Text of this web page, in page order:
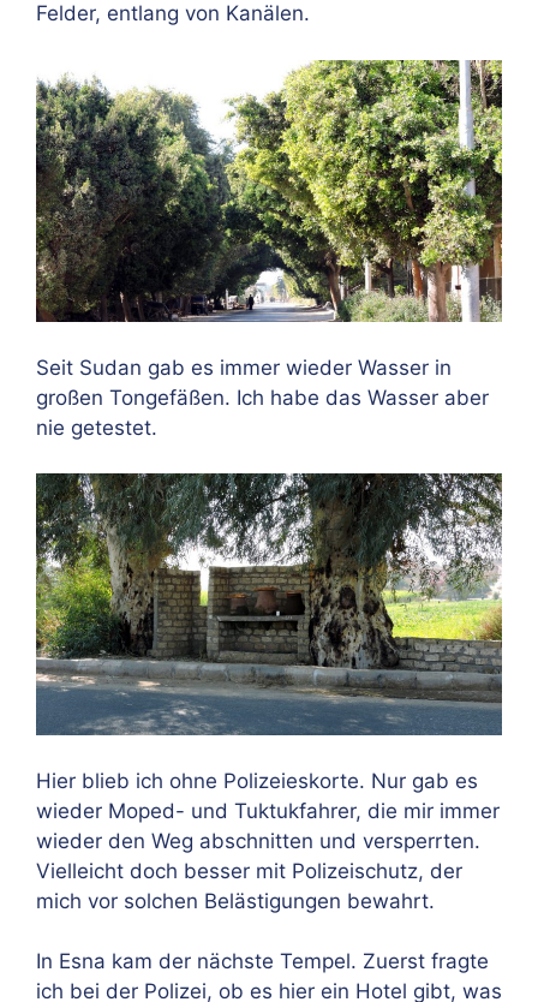
Felder, entlang von Kanälen.
Seit Sudan gab es immer wieder Wasser in
großen Tongefäßen. Ich habe das Wasser aber
nie getestet.
Hier blieb ich ohne Polizeieskorte. Nur gab es
wieder Moped- und Tuktukfahrer, die mir immer
wieder den Weg abschnitten und versperrten.
Vielleicht doch besser mit Polizeischutz, der
mich vor solchen Belästigungen bewahrt.
In Esna kam der nächste Tempel. Zuerst fragte
ich bei der Polizei, ob es hier ein Hotel gibt, was